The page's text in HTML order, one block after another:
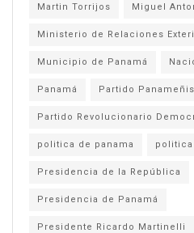
Martin Torrijos Miguel
Ministerio de Relaciones
Municipio de Panamá
Panamá Partido
Partido Revolucionario
politica de panama politica
Presidencia de la República
Presidencia de Panamá
Presidente Ricardo Martinelli